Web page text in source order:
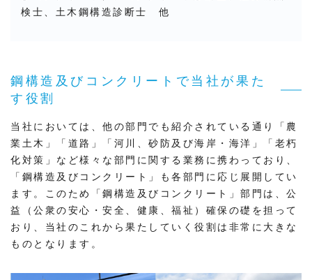
検士、土木鋼構造診断士 他
鋼構造及びコンクリートで当社が果た
す役割
当社においては、他の部門でも紹介されている通り「農
業土木」「道路」「河川、砂防及び海岸・海洋」「老朽
化対策」など様々な部門に関する業務に携わっており、
「鋼構造及びコンクリート」も各部門に応じ展開してい
ます。このため「鋼構造及びコンクリート」部門は、公
益（公衆の安心・安全、健康、福祉）確保の礎を担って
おり、当社のこれから果たしていく役割は非常に大きな
ものとなります。